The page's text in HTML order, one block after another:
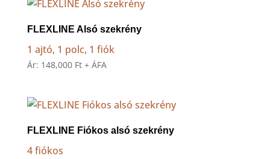
FLEXLINE Alsó szekrény
1 ajtó, 1 polc, 1 fiók
Ár: 148,000 Ft + ÁFA
FLEXLINE Fiókos alsó szekrény
4 fiókos